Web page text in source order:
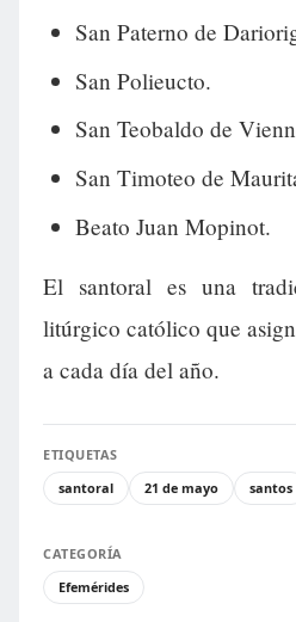
San Paterno de
San Polieucto.
San Teobaldo de
San Timoteo de
Beato Juan Mopinot.
El santoral es una
litúrgico católico que
a cada día del año.
ETIQUETAS
santoral
21 de mayo santos
CATEGORÍA
Efemérides